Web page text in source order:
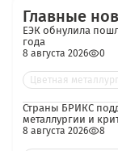
Главные
ЕЭК обнулила
года
8 августа 2026 0
Цветная
Страны БРИКС
металлургии и
8 августа 2026 8